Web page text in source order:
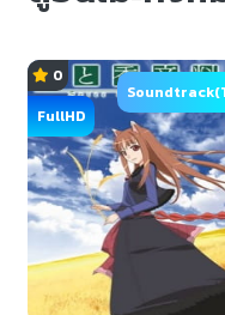
0
FullHD